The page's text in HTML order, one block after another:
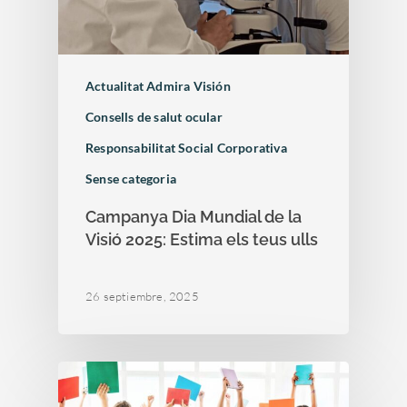
Actualitat Admira Visión
Consells de salut ocular
Responsabilitat Social Corporativa
Sense categoria
Campanya Dia Mundial de la
Visió 2025: Estima els teus ulls
26 septiembre, 2025